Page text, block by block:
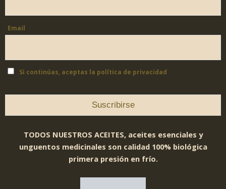
Email
Si continúas, aceptas la política de privacidad
TODOS NUESTROS ACEITES, aceites esenciales y
unguentos medicinales son calidad 100% biológica
primera presión en frío.